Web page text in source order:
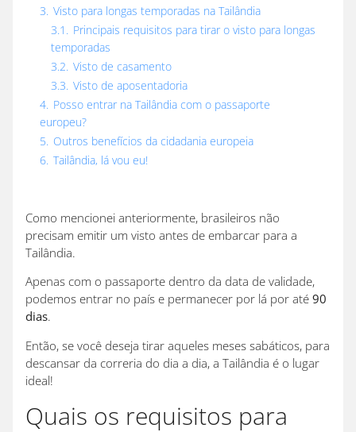
3. Visto para longas temporadas na Tailândia
3.1. Principais requisitos para tirar o visto para longas
temporadas
3.2. Visto de casamento
3.3. Visto de aposentadoria
4. Posso entrar na Tailândia com o passaporte
europeu?
5. Outros benefícios da cidadania europeia
6. Tailândia, lá vou eu!
Como mencionei anteriormente, brasileiros não
precisam emitir um visto antes de embarcar para a
Tailândia.
Apenas com o passaporte dentro da data de validade,
podemos entrar no país e permanecer por lá por até 90
dias.
Então, se você deseja tirar aqueles meses sabáticos, para
descansar da correria do dia a dia, a Tailândia é o lugar
ideal!
Quais os requisitos para